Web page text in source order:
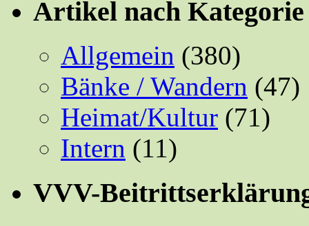
Artikel nach Kategorie
Allgemein (380)
Bänke / Wandern (47)
Heimat/Kultur (71)
Intern (11)
VVV-